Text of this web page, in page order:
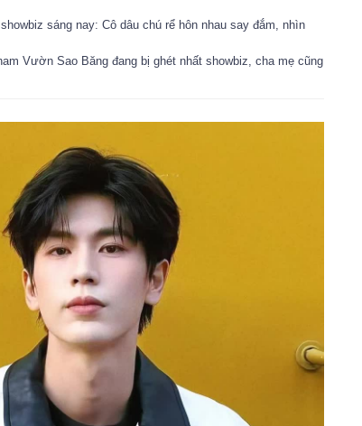
sáng nay: Cô dâu chú rể hôn nhau say đắm, nhìn
Vườn Sao Băng đang bị ghét nhất showbiz, cha mẹ cũng